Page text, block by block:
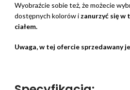
Wyobraźcie sobie też, że możecie
dostępnych kolorów i zanurzyć się w
ciałem.
Uwaga, w tej ofercie sprzedawany